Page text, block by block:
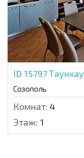
ID 15797
Созополь
Комнат: 4
Этаж: 1